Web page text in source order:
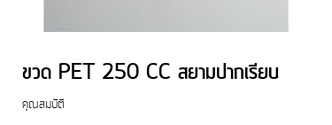
ขวด PET 250 CC สยามปากเรียบ
คุณสมบัติ